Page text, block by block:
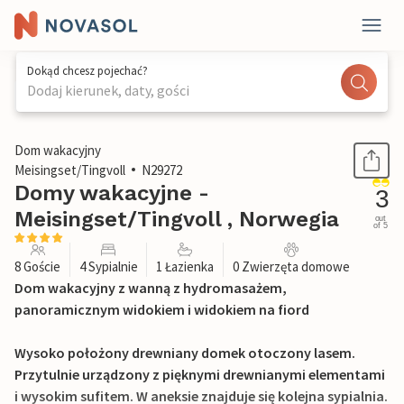
Dokąd chcesz pojechać?
Dodaj kierunek, daty, gości
1 / 36
Dom wakacyjny
Meisingset/Tingvoll
N29272
Domy wakacyjne -
Meisingset/Tingvoll , Norwegia
3
out
of 5
8 Goście 4 Sypialnie 1 Łazienka 0 Zwierzęta domowe
Dom wakacyjny z wanną z hydromasażem,
panoramicznym widokiem i widokiem na fiord
Wysoko położony drewniany domek otoczony lasem.
Przytulnie urządzony z pięknymi drewnianymi elementami
i wysokim sufitem. W aneksie znajduje się kolejna sypialnia.